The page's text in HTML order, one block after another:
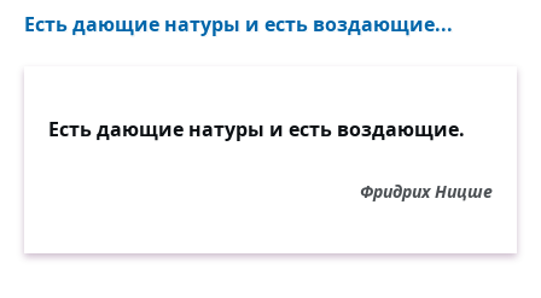
Есть дающие натуры и есть воздающие...
Есть дающие натуры и есть воздающие.
Фридрих Ницше